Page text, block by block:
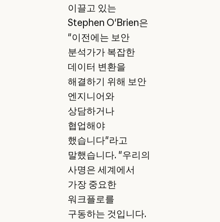
이끌고 있는
Stephen O'Brien은
"이전에는 보안
분석가가 복잡한
데이터 변환을
해결하기 위해 보안
엔지니어와
상담하거나
협업해야
했습니다"라고
말했습니다. "우리의
사명은 세계에서
가장 중요한
워크플로를
구동하는 것입니다.